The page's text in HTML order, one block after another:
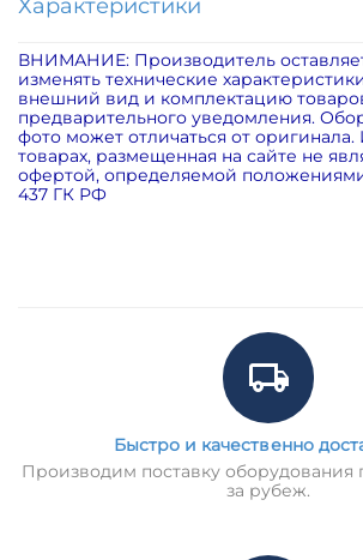
Характеристики
ВНИМАНИЕ: Производитель
изменять технические
внешний вид и комплектацию
предварительного уведомления.
фото может отличаться от
товарах, размещенная на сайте не
офертой, определяемой
437 ГК РФ
Быстро и качественно
Производим поставку оборудования
за рубеж.